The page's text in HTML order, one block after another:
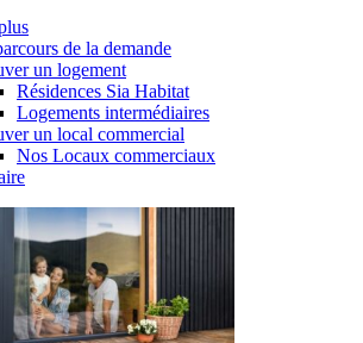
de la demande
un logement
Résidences Sia Habitat
Logements intermédiaires
un local commercial
Nos Locaux commerciaux